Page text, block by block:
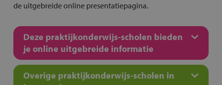
de uitgebreide online presentatiepagina.
Deze praktijkonderwijs-scholen bieden
je online uitgebreide informatie
Overige praktijkonderwijs-scholen in